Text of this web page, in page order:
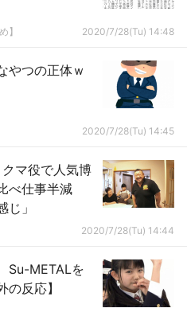
】 2020/7/28(Tu) 14:48
やつの正体ｗ
2020/7/28(Tu) 14:45
クマ役で人気博
べ仕事半減
じ」
2020/7/28(Tu) 14:44
Su-METALを
反応】